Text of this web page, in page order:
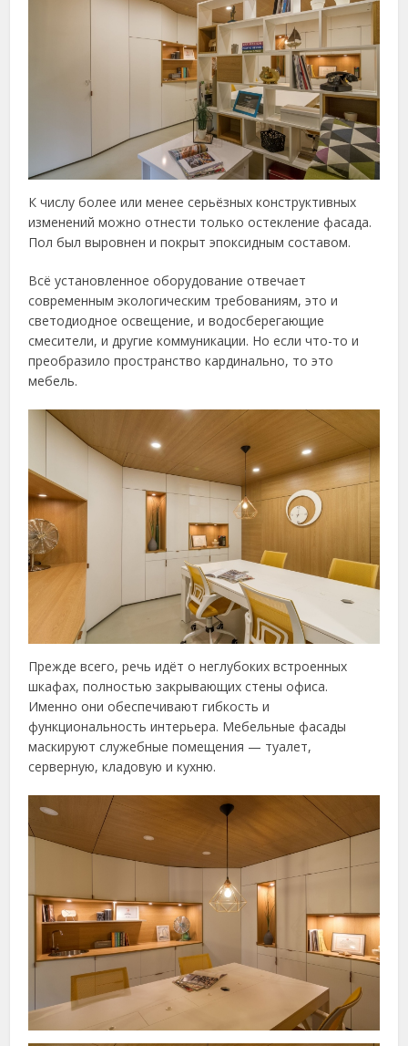
К числу более или менее серьёзных конструктивных
изменений можно отнести только остекление фасада.
Пол был выровнен и покрыт эпоксидным составом.
Всё установленное оборудование отвечает
современным экологическим требованиям, это и
светодиодное освещение, и водосберегающие
смесители, и другие коммуникации. Но если что-то и
преобразило пространство кардинально, то это
мебель.
Прежде всего, речь идёт о неглубоких встроенных
шкафах, полностью закрывающих стены офиса.
Именно они обеспечивают гибкость и
функциональность интерьера. Мебельные фасады
маскируют служебные помещения — туалет,
серверную, кладовую и кухню.